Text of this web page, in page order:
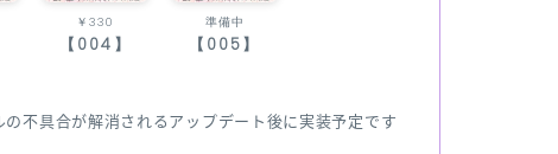
￥330
【004】
準備中
【005】
不具合が解消されるアップデート後に実装予定です